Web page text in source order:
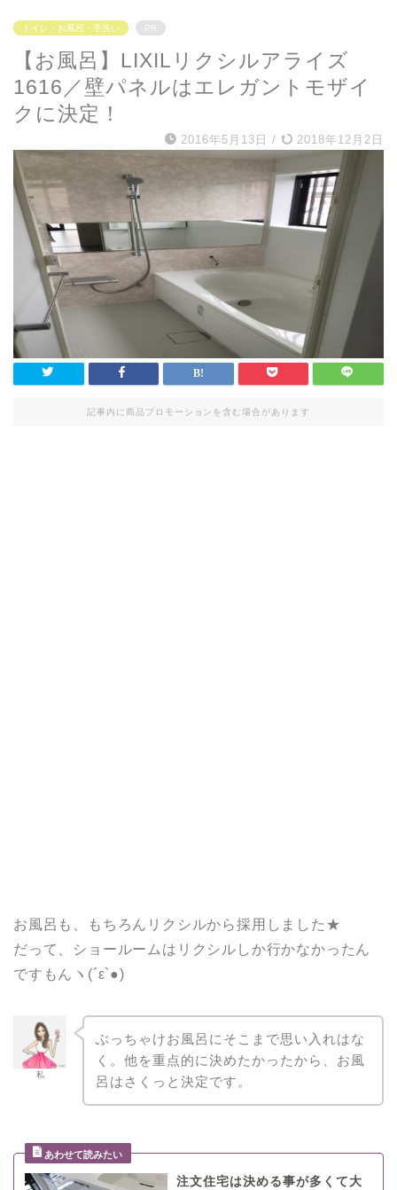
トイレ・お風呂・手洗い PR
【お風呂】LIXILリクシルアライズ
1616／壁パネルはエレガントモザイ
クに決定！
2016年5月13日 / 2018年12月2日
記事内に商品プロモーションを含む場合があります
お風呂も、もちろんリクシルから採用しました★
だって、ショールームはリクシルしか行かなかったん
ですもんヽ(´ε`●)
私
ぶっちゃけお風呂にそこまで思い入れはな
く。他を重点的に決めたかったから、お風
呂はさくっと決定です。
注文住宅は決める事が多くて大